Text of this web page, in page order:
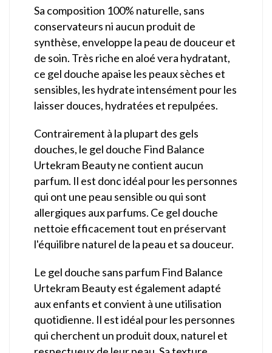
Sa composition 100% naturelle, sans
conservateurs ni aucun produit de
synthèse, enveloppe la peau de douceur et
de soin. Très riche en aloé vera hydratant,
ce gel douche apaise les peaux sèches et
sensibles, les hydrate intensément pour les
laisser douces, hydratées et repulpées.
Contrairement à la plupart des gels
douches, le gel douche Find Balance
Urtekram Beauty ne contient aucun
parfum. Il est donc idéal pour les personnes
qui ont une peau sensible ou qui sont
allergiques aux parfums. Ce gel douche
nettoie efficacement tout en préservant
l'équilibre naturel de la peau et sa douceur.
Le gel douche sans parfum Find Balance
Urtekram Beauty est également adapté
aux enfants et convient à une utilisation
quotidienne. Il est idéal pour les personnes
qui cherchent un produit doux, naturel et